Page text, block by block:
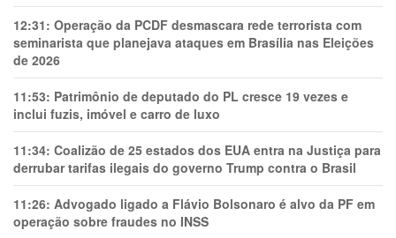
12:31: Operação da PCDF desmascara rede terrorista com
seminarista que planejava ataques em Brasília nas Eleições
de 2026
11:53: Patrimônio de deputado do PL cresce 19 vezes e
inclui fuzis, imóvel e carro de luxo
11:34: Coalizão de 25 estados dos EUA entra na Justiça para
derrubar tarifas ilegais do governo Trump contra o Brasil
11:26: Advogado ligado a Flávio Bolsonaro é alvo da PF em
operação sobre fraudes no INSS